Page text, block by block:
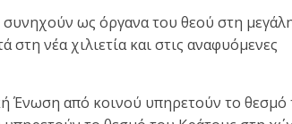
ως όργανα του θεού στη
νέα χιλιετία και στις αναφυόμενες
Ένωση από κοινού υπηρετούν το θεσμό